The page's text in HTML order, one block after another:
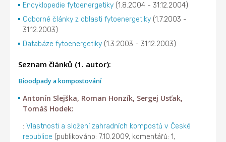
Encyklopedie fytoenergetiky (1.8.2004 - 31.12.2004)
Odborné články z oblasti fytoenergetiky (1.7.2003 -
31.12.2003)
Databáze fytoenergetiky (1.3.2003 - 31.12.2003)
Seznam článků (1. autor):
Bioodpady a kompostování
Antonín Slejška, Roman Honzík, Sergej Usťak,
Tomáš Hodek:
:Vlastnosti a složení zahradních kompostů v České
republice (publikováno: 7.10.2009, komentářů: 1,